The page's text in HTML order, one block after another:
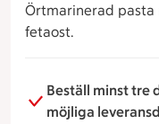
Örtmarinerad pasta
fetaost.
Beställ minst tre
möjliga